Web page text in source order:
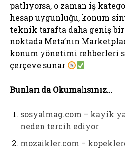
patlıyorsa, o zaman iş
hesap uygunluğu, konum
teknik tarafta daha geniş
noktada Meta’nın
konum yönetimi rehberleri
çerçeve sunar
Bunları da Okumalısınız…
sosyalmag.com – kayik
neden tercih ediyor
mozaikler.com –